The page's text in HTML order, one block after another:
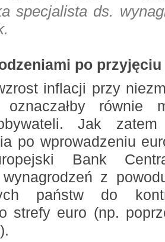
specjalista ds.
po
inflacji przy
oznaczałby równie
Jak zatem
po wprowadzeniu
Bank
z
państw do
strefy euro (np.